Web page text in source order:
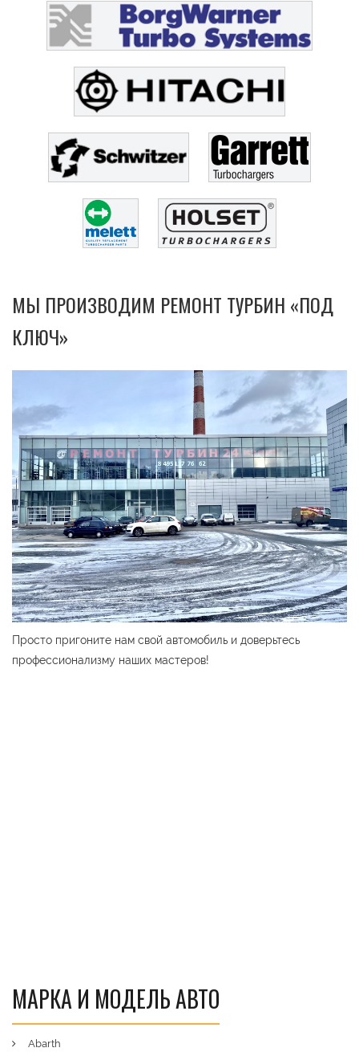
МЫ ПРОИЗВОДИМ РЕМОНТ ТУРБИН «ПОД
КЛЮЧ»
Просто пригоните нам свой автомобиль и доверьтесь
профессионализму наших мастеров!
МАРКА И МОДЕЛЬ АВТО
Abarth